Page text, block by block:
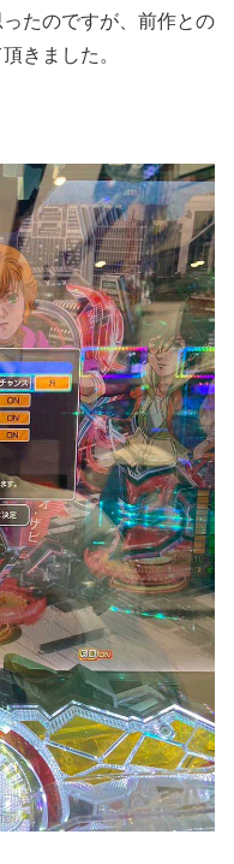
たのですが、前作との
きました。